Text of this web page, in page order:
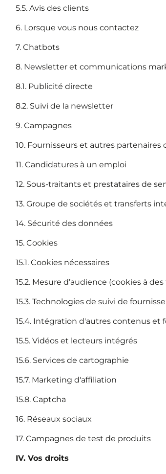
5.5. Avis des clients
6. Lorsque vous nous contactez
7. Chatbots
8. Newsletter et communications
8.1. Publicité directe
8.2. Suivi de la newsletter
9. Campagnes
10. Fournisseurs et autres partenaires
11. Candidatures à un emploi
12. Sous-traitants et prestataires de
13. Groupe de sociétés et transferts
14. Sécurité des données
15. Cookies
15.1. Cookies nécessaires
15.2. Mesure d’audience (cookies à
15.3. Technologies de suivi de
15.4. Intégration d'autres contenus
15.5. Vidéos et lecteurs intégrés
15.6. Services de cartographie
15.7. Marketing d'affiliation
15.8. Captcha
16. Réseaux sociaux
17. Campagnes de test de produits
IV. Vos droits